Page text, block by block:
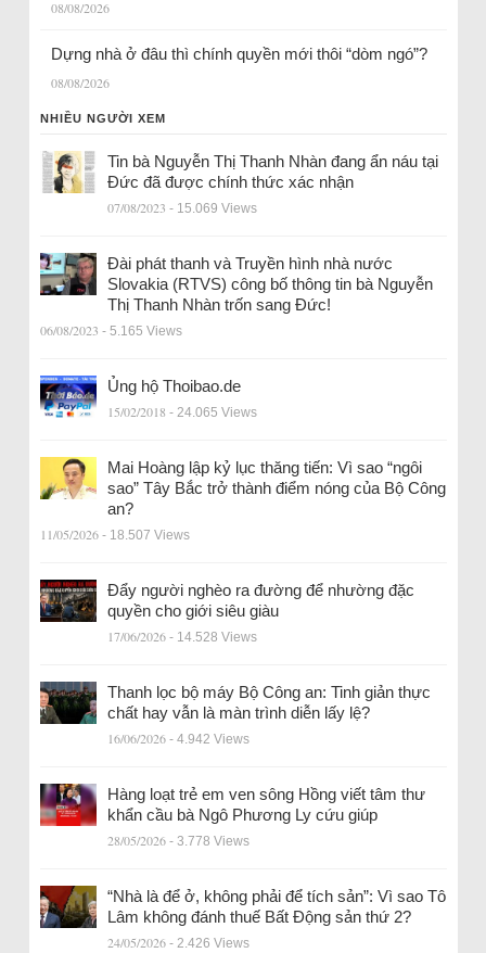
08/08/2026
Dựng nhà ở đâu thì chính quyền mới thôi “dòm ngó”?
08/08/2026
NHIỀU NGƯỜI XEM
Tin bà Nguyễn Thị Thanh Nhàn đang ẩn náu tại
Đức đã được chính thức xác nhận
07/08/2023 - 15.069 Views
Đài phát thanh và Truyền hình nhà nước
Slovakia (RTVS) công bố thông tin bà Nguyễn
Thị Thanh Nhàn trốn sang Đức!
06/08/2023 - 5.165 Views
Ủng hộ Thoibao.de
15/02/2018 - 24.065 Views
Mai Hoàng lập kỷ lục thăng tiến: Vì sao “ngôi
sao” Tây Bắc trở thành điểm nóng của Bộ Công
an?
11/05/2026 - 18.507 Views
Đẩy người nghèo ra đường để nhường đặc
quyền cho giới siêu giàu
17/06/2026 - 14.528 Views
Thanh lọc bộ máy Bộ Công an: Tinh giản thực
chất hay vẫn là màn trình diễn lấy lệ?
16/06/2026 - 4.942 Views
Hàng loạt trẻ em ven sông Hồng viết tâm thư
khẩn cầu bà Ngô Phương Ly cứu giúp
28/05/2026 - 3.778 Views
“Nhà là để ở, không phải để tích sản”: Vì sao Tô
Lâm không đánh thuế Bất Động sản thứ 2?
24/05/2026 - 2.426 Views